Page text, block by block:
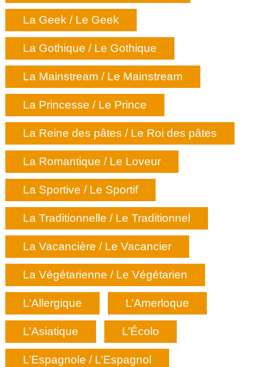
La Geek / Le Geek
La Gothique / Le Gothique
La Mainstream / Le Mainstream
La Princesse / Le Prince
La Reine des pâtes / Le Roi des pâtes
La Romantique / Le Loveur
La Sportive / Le Sportif
La Traditionnelle / Le Traditionnel
La Vacancière / Le Vacancier
La Végétarienne / Le Végétarien
L’Allergique L’Amerloque
L’Asiatique L’Écolo
L’Espagnole / L’Espagnol